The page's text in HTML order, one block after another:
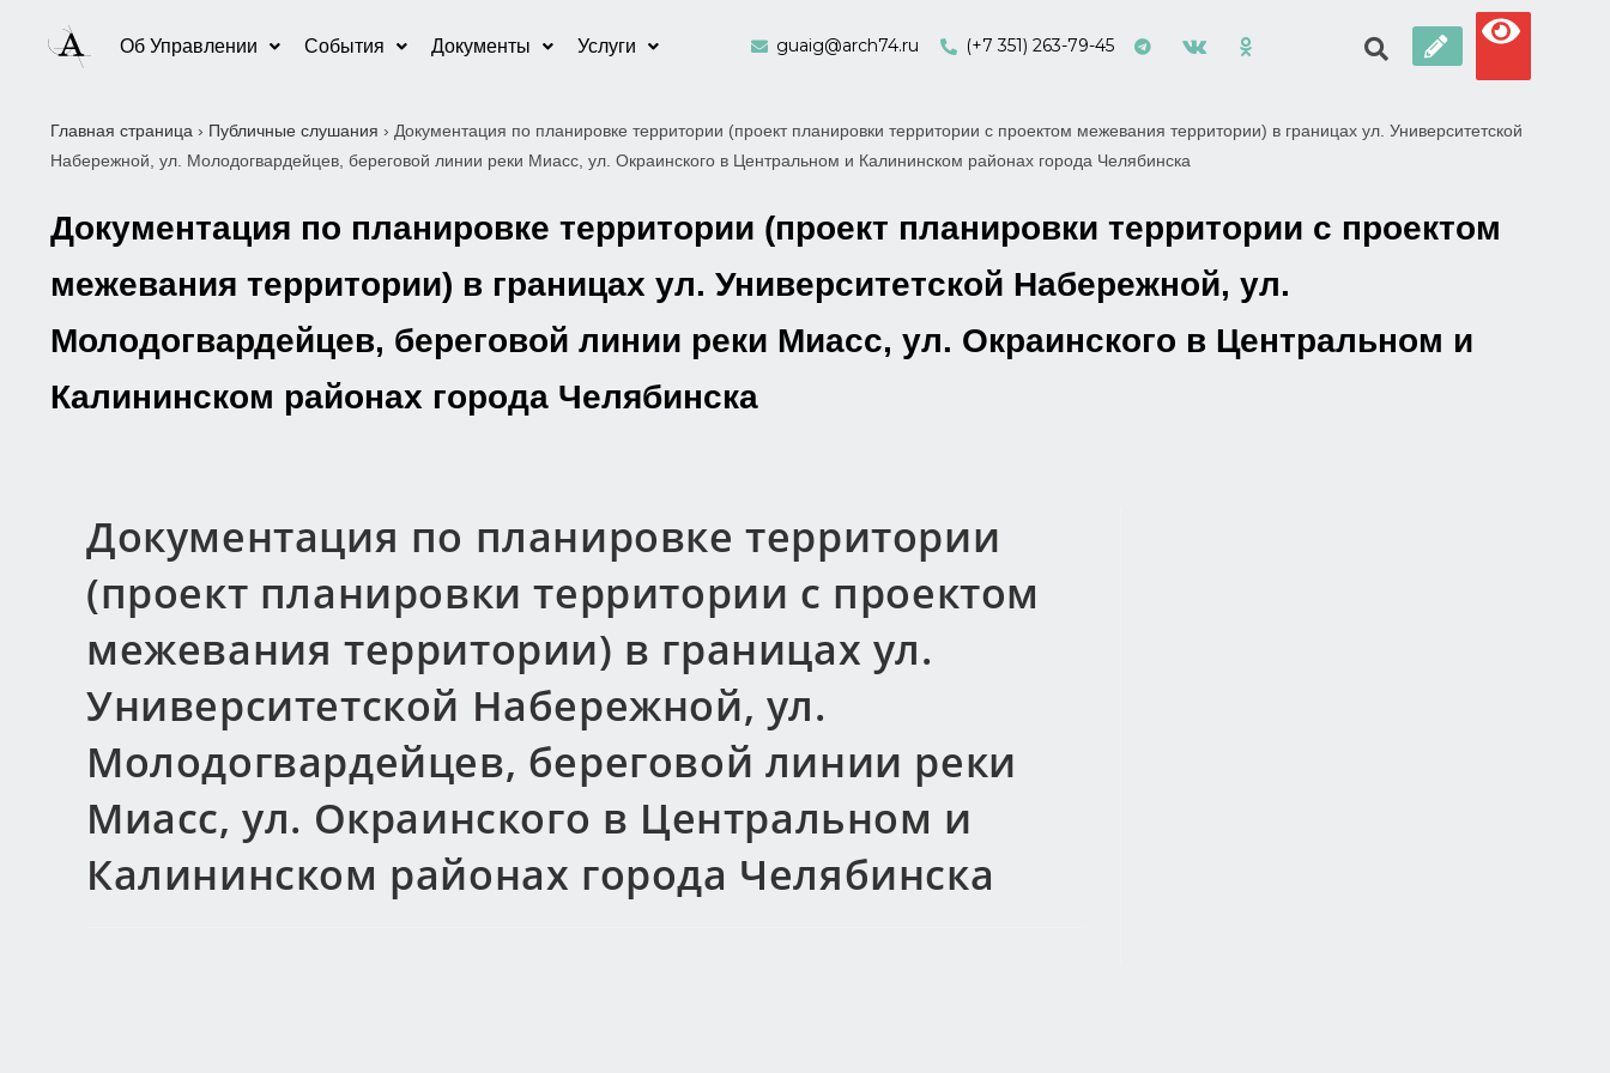
Об Управлении События Документы Услуги guaig@arch74.ru (+7 351) 263-79-45
Главная страница › Публичные слушания › Документация по планировке территории (проект планировки территории с проектом межевания территории) в границах ул. Университетской
Набережной, ул. Молодогвардейцев, береговой линии реки Миасс, ул. Окраинского в Центральном и Калининском районах города Челябинска
Документация по планировке территории (проект планировки территории с проектом
межевания территории) в границах ул. Университетской Набережной, ул.
Молодогвардейцев, береговой линии реки Миасс, ул. Окраинского в Центральном и
Калининском районах города Челябинска
Документация по планировке территории
(проект планировки территории с проектом
межевания территории) в границах ул.
Университетской Набережной, ул.
Молодогвардейцев, береговой линии реки
Миасс, ул. Окраинского в Центральном и
Калининском районах города Челябинска